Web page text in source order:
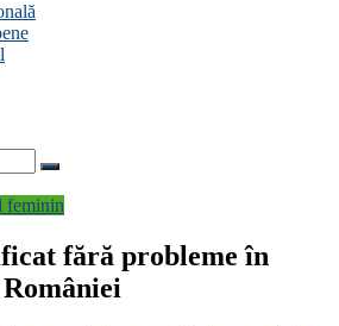
feminin
fără probleme în